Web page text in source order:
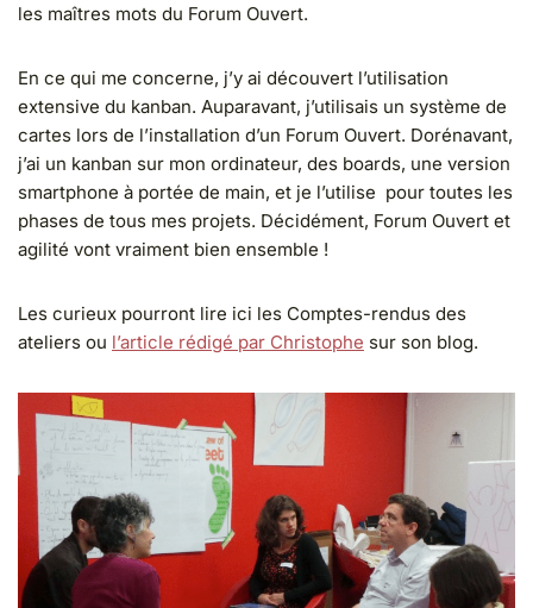
les maîtres mots du Forum Ouvert.
En ce qui me concerne, j’y ai découvert l’utilisation
extensive du kanban. Auparavant, j’utilisais un système de
cartes lors de l’installation d’un Forum Ouvert. Dorénavant,
j’ai un kanban sur mon ordinateur, des boards, une version
smartphone à portée de main, et je l’utilise pour toutes les
phases de tous mes projets. Décidément, Forum Ouvert et
agilité vont vraiment bien ensemble !
Les curieux pourront lire ici les Comptes-rendus des
ateliers ou l’article rédigé par Christophe sur son blog.